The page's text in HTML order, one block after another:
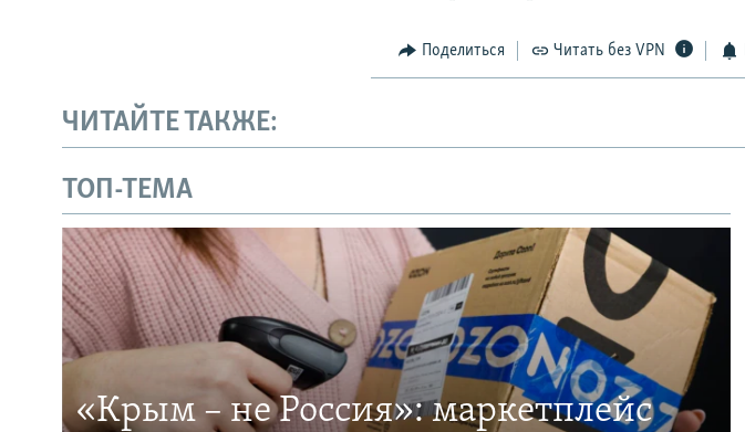
Поделиться Читать без VPN
ЧИТАЙТЕ ТАКЖЕ:
ТОП-ТЕМА
«Крым – не Россия»: маркетплейс